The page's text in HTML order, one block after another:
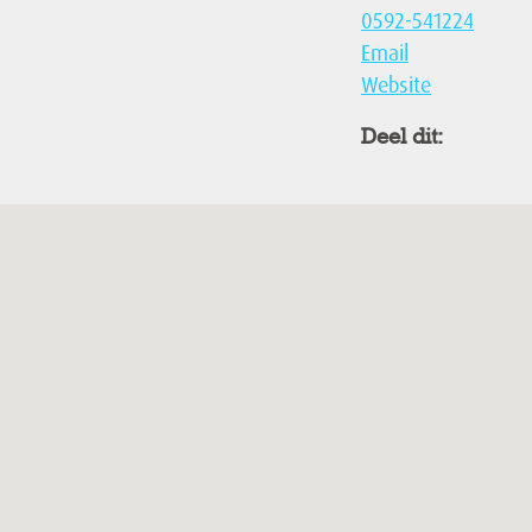
0592-541224
Email
Website
Deel dit: